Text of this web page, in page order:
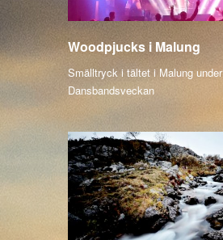
Woodpjucks i Malung
Smälltryck i tältet i Malung under
Dansbandsveckan